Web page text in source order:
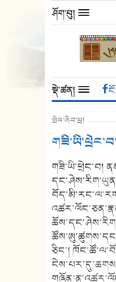
ཤོག་བུ།
སྡེ་ཚན།
སྤེལ་ཞིབ་ཕྲ།
གཟི་ཡི་ཕྲེང་བ།
ཅིང་།